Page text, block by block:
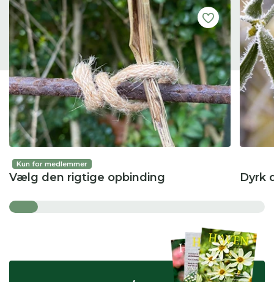
Kun for medlemmer
Vælg den rigtige opbinding Dyrk